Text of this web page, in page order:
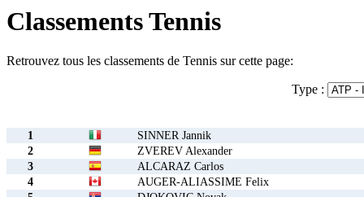
Classements Tennis
Retrouvez tous les classements de Tennis sur cette page:
Type :
1
SINNER Jannik
2
ZVEREV Alexander
3
ALCARAZ Carlos
4
AUGER-ALIASSIME Felix